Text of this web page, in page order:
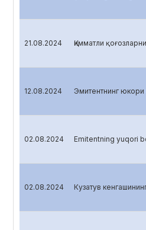
21.08.2024 Қимматли
12.08.2024 Эмитентнинг юкори
02.08.2024 Emitentning yuqori
02.08.2024 Кузатув